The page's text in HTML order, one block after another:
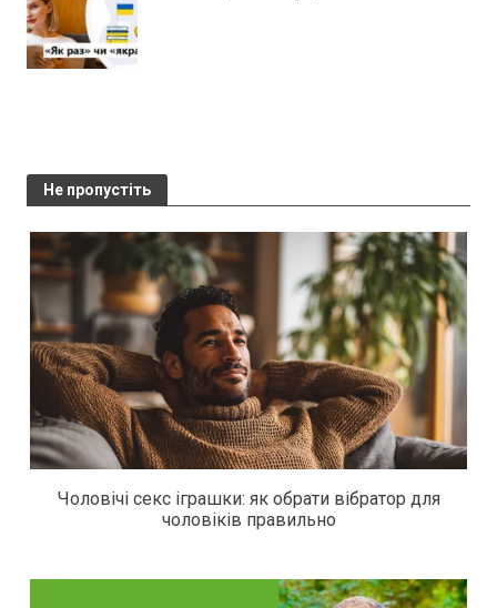
Не пропустіть
Чоловічі секс іграшки: як обрати вібратор для
чоловіків правильно